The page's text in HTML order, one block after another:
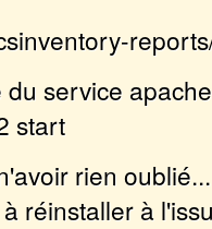
service apache
start
rien
réinstaller à